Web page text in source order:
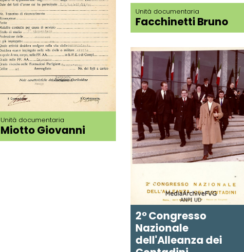
Unità documentaria
Miotto Giovanni
Unità documentaria
Facchinetti Bruno
2° Congresso
Nazionale
dell'Alleanza dei